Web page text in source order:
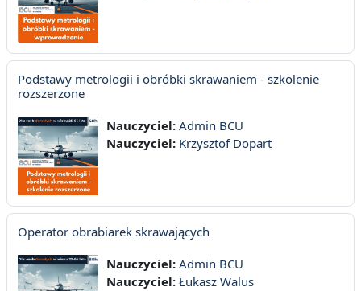
Podstawy metrologii i obróbki skrawaniem - szkolenie
rozszerzone
Nauczyciel: Admin BCU
Nauczyciel: Krzysztof Dopart
Operator obrabiarek skrawających
Nauczyciel: Admin BCU
Nauczyciel: Łukasz Walus